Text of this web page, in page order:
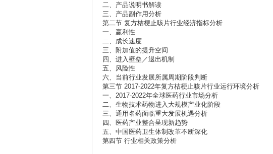
二、产品说明书解读
三、产品副作用分析
第二节 复方桔梗止咳片行业经济指标分析
一、赢利性
二、成长速度
三、附加值的提升空间
四、进入壁垒／退出机制
五、风险性
六、当前行业发展所属周期阶段判断
第三节 2017-2022年复方桔梗止咳片行业运行环境分析
一、2017-2022年全球医药行业市场分析
二、生物技术药物进入大规模产业化阶段
三、通用名药面临重大发展机遇分析
四、医药产业整合呈现新趋势
五、中国医药卫生体制改革不断深化
第四节 行业相关政策分析